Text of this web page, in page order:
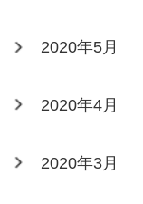
2020年5月
2020年4月
2020年3月